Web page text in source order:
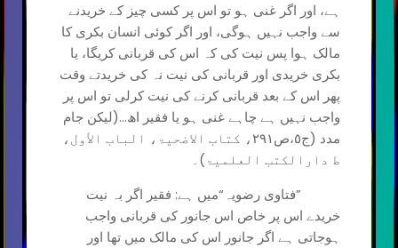
ہے، اور اگر غنی ہو تو اس پر کسی چیز کے خریدنے
سے واجب نہیں ہوگی، اور اگر کوئی انسان بکری کا
مالک ہوا پس نیت کی کہ اس کی قربانی کریگا، یا
بکری خریدی اور قربانی کی نیت نہ کی خریدتے وقت
پھر اس کے بعد قربانی کرنے کی نیت کرلی تو اس پر
واجب نہیں ہے چاہے غنی ہو یا فقیر اھ...(لیکن جام
مدد (ج٥،ص٢٩١، کتاب الاضحیۃ، الباب الأول،
ط دارالکتب العلمیۃ)۔
”فتاوی رضویہ“میں ہے: فقیر اگر بہ نیت
خریدے اس پر خاص اس جانور کی قربانی واجب
ہوجاتی ہے اگر جانور اس کی مالک میں تھا اور